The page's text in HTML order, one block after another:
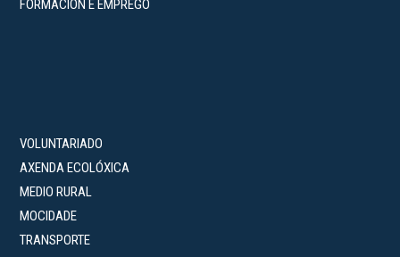
FORMACIÓN E EMPREGO
VOLUNTARIADO
AXENDA ECOLÓXICA
MEDIO RURAL
MOCIDADE
TRANSPORTE